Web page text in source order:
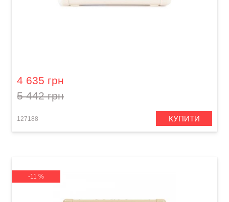
4 635 грн
5 442 грн
127188 КУПИТИ
-11 %